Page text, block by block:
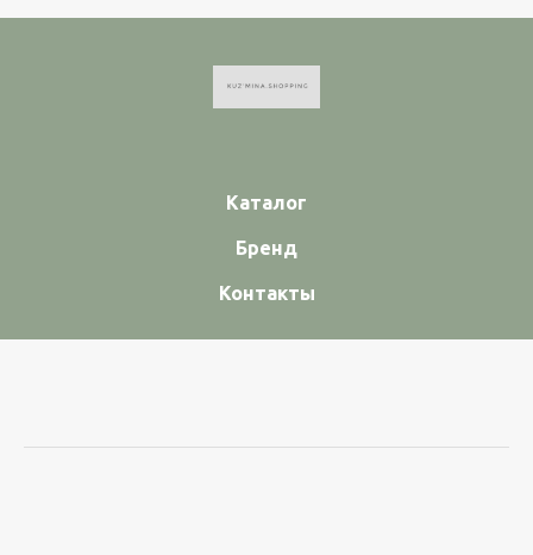
Каталог
Бренд
Контакты